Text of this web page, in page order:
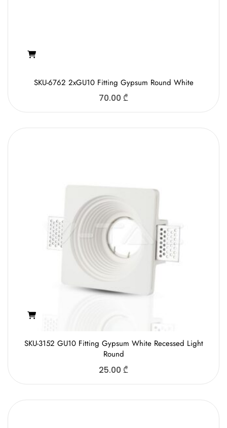
SKU-6762 2xGU10 Fitting Gypsum Round White
70.00 ₾
SKU-3152 GU10 Fitting Gypsum White Recessed Light
Round
25.00 ₾